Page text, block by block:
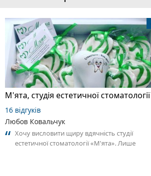
М'ята, студія естетичної стоматології
16 відгуків
Любов Ковальчук
Хочу висловити щиру вдячність студії
естетичної стоматології «М'ята». Лише